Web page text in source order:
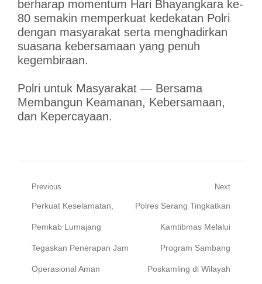
berharap momentum Hari Bhayangkara ke-
80 semakin memperkuat kedekatan Polri
dengan masyarakat serta menghadirkan
suasana kebersamaan yang penuh
kegembiraan.
Polri untuk Masyarakat — Bersama
Membangun Keamanan, Kebersamaan,
dan Kepercayaan.
Navigasi
pos
Previous
Previous
post:
Perkuat Keselamatan,
Pemkab Lumajang
Tegaskan Penerapan Jam
Operasional Aman
Next
Next
Polres Serang Tingkatkan
Kamtibmas Melalui
Program Sambang
Poskamling di Wilayah